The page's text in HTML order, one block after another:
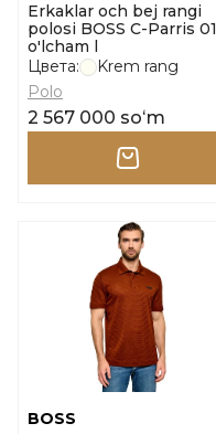
Erkaklar och bej rangi
polosi BOSS C-Parris 01
o'lcham l
Цвета:
Krem rang
Polo
2 567 000 soʻm
BOSS